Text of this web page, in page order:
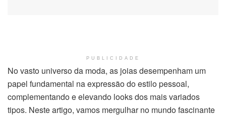
PUBLICIDADE
No vasto universo da moda, as joias desempenham um
papel fundamental na expressão do estilo pessoal,
complementando e elevando looks dos mais variados
tipos. Neste artigo, vamos mergulhar no mundo fascinante